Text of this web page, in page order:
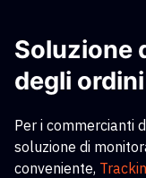
Soluzione
degli
Per i commercianti
soluzione di
conveniente,